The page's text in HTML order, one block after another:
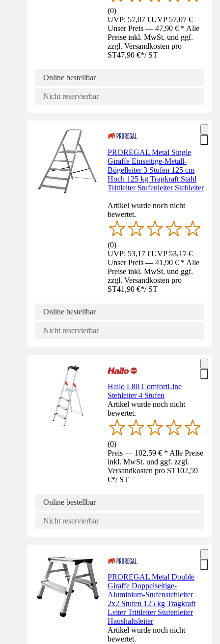
(0)
UVP: 57,07 €UVP57,07 €
Unser Preis — 47,90 € * Alle
Preise inkl. MwSt. und ggf.
zzgl. Versandkosten pro
ST47,90 €*/ ST
Online bestellbar
Nicht reservierbar
PROREGAL Metal Single
Giraffe Einseitige-Metall-
Bügelleiter 3 Stufen 125 cm
Hoch 125 kg Tragkraft Stahl
Trittleiter Stufenleiter Stehleiter
Artikel wurde noch nicht
bewertet.
(0)
UVP: 53,17 €UVP53,17 €
Unser Preis — 41,90 € * Alle
Preise inkl. MwSt. und ggf.
zzgl. Versandkosten pro
ST41,90 €*/ ST
Online bestellbar
Nicht reservierbar
Hailo L80 ComfortLine
Stehleiter 4 Stufen
Artikel wurde noch nicht
bewertet.
(0)
Preis — 102,59 € * Alle Preise
inkl. MwSt. und ggf. zzgl.
Versandkosten pro ST102,59
€*/ ST
Online bestellbar
Nicht reservierbar
PROREGAL Metal Double
Giraffe Doppelseitige-
Aluminium-Stufenstehleiter
2x2 Stufen 125 kg Tragkraft
Leiter Trittleiter Stufenleiter
Haushaltsleiter
Artikel wurde noch nicht
bewertet.